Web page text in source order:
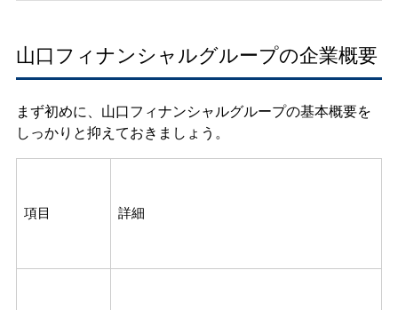
山口フィナンシャルグループの企業概要
まず初めに、山口フィナンシャルグループの基本概要を
しっかりと抑えておきましょう。
項目 詳細